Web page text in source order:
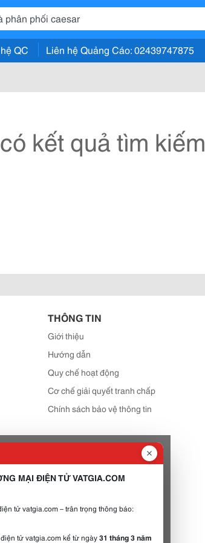
QC Liên hệ Quảng Cáo: 02439747875
kết quả tìm kiếm
THÔNG TIN
Giới thiệu
Hướng dẫn
Quy chế hoạt động
Cơ chế giải quyết tranh chấp
Chính sách bảo vệ thông tin
MẠI ĐIỆN TỬ VATGIA.COM
tử vatgia.com – trân trọng thông báo:
tử vatgia.com kể từ ngày31 tháng 3 năm